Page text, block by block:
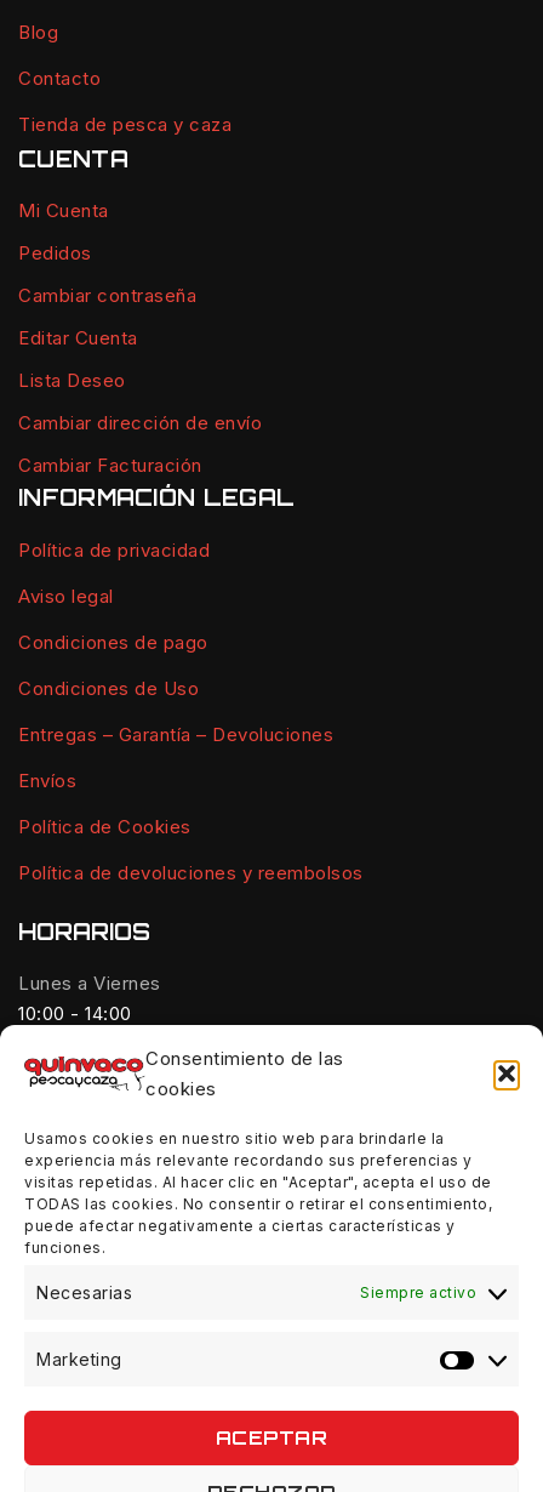
Consentimiento de las
cookies
Usamos cookies en nuestro sitio web para brindarle la
experiencia más relevante recordando sus preferencias y
visitas repetidas. Al hacer clic en "Aceptar", acepta el uso de
TODAS las cookies. No consentir o retirar el consentimiento,
puede afectar negativamente a ciertas características y
funciones.
Necesarias Siempre activo
Marketing
ACEPTAR
Blog
Contacto
Tienda de pesca y caza
CUENTA
Mi Cuenta
Pedidos
Cambiar contraseña
Editar Cuenta
Lista Deseo
Cambiar dirección de envío
Cambiar Facturación
INFORMACIÓN LEGAL
Política de privacidad
Aviso legal
Condiciones de pago
Condiciones de Uso
Entregas – Garantía – Devoluciones
Envíos
Política de Cookies
Política de devoluciones y reembolsos
HORARIOS
Lunes a Viernes
10:00 - 14:00
Tardes:
18:00 - 21:00
Sábados:
10:00 - 14:00
Domingos:
Cerrado